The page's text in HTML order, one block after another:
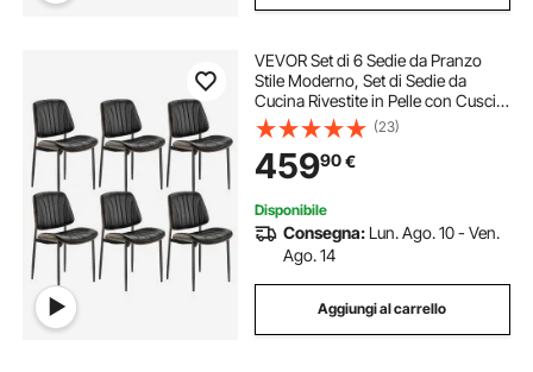
VEVOR Set di 6 Sedie da Pranzo
Stile Moderno, Set di Sedie da
Cucina Rivestite in Pelle con Cuscini
Gambe in Metallo, Mobili
Salvaspazio per Tavolo da Pranzo,
Soggiorno, Cucina, Nero
(23)
45990€
Disponibile
Consegna: Lun. Ago. 10 - Ven.
Ago. 14
Aggiungi al carrello